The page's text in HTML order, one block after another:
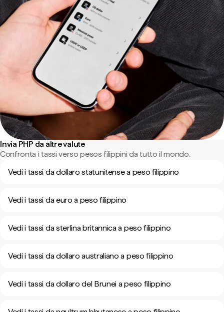
Invia PHP da altre valute
Confronta i tassi verso pesos filippini da tutto il mondo.
Vedi i tassi da dollaro statunitense a peso filippino
Vedi i tassi da euro a peso filippino
Vedi i tassi da sterlina britannica a peso filippino
Vedi i tassi da dollaro australiano a peso filippino
Vedi i tassi da dollaro del Brunei a peso filippino